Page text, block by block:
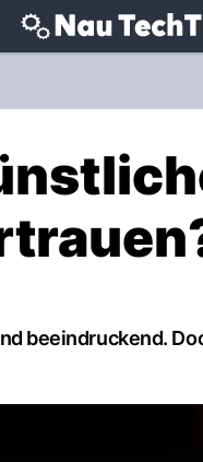
NAU.ch
beeindruckend.